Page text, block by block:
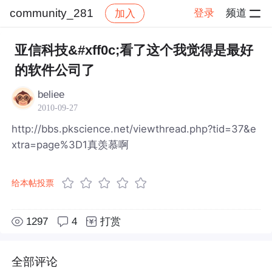
community_281 加入 登录 频道
社区 community_281 帖子详情
亚信科技&#xff0c;看了这个我觉得是最好
的软件公司了
beliee
2010-09-27
http://bbs.pkscience.net/viewthread.php?tid=37&e
xtra=page%3D1真羡慕啊
给本帖投票
1297 4 打赏
全部评论